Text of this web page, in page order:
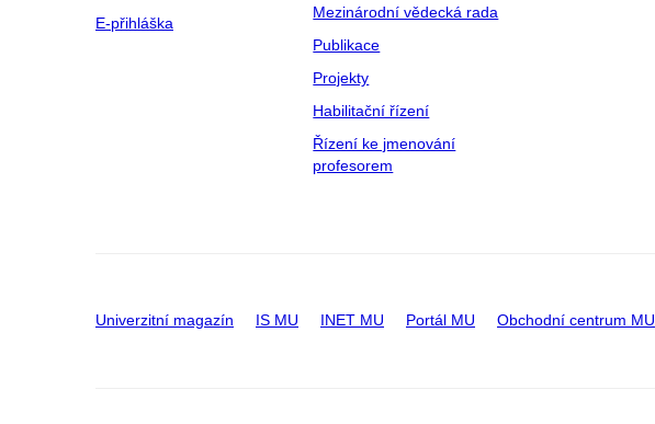
E-přihláška
Mezinárodní vědecká rada
Publikace
Projekty
Habilitační řízení
Řízení ke jmenování
profesorem
Univerzitní magazín IS MU INET MU Portál MU Obchodní centrum MU